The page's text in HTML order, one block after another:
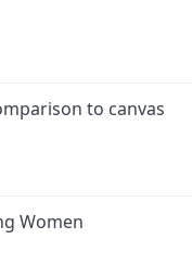
to canvas
Women